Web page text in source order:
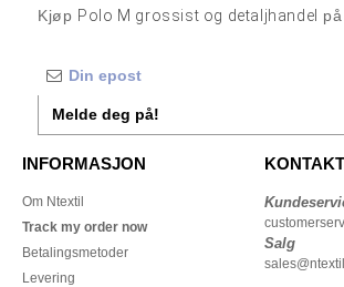
Kjøp Polo M grossist og detaljhandel
Melde deg på!
INFORMASJON
Om Ntextil
Track my order now
Betalingsmetoder
Levering
Salg